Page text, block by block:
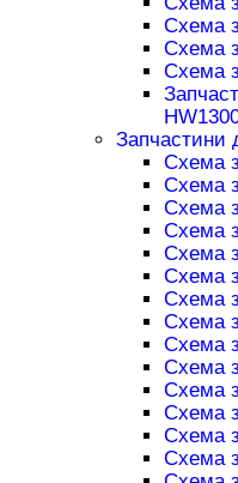
Схема
Схема
Схема
Запчастини
Схема
Схема
Схема
Схема
Схема
Схема
Схема
Схема
Схема
Схема
Схема
Схема
Схема
Схема